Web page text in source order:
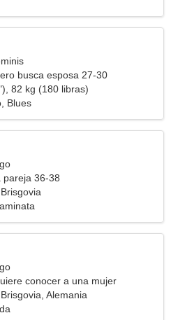
busca esposa 27-30
82 kg (180 libras)
Blues
pareja 36-38
conocer a una mujer
Alemania